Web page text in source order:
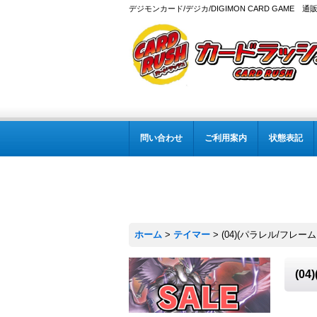
デジモンカード/デジカ/DIGIMON CARD GAME 通
問い合わせ ご利用案内 状態表記
ホーム > テイマー > (04)(パラレル/フレー